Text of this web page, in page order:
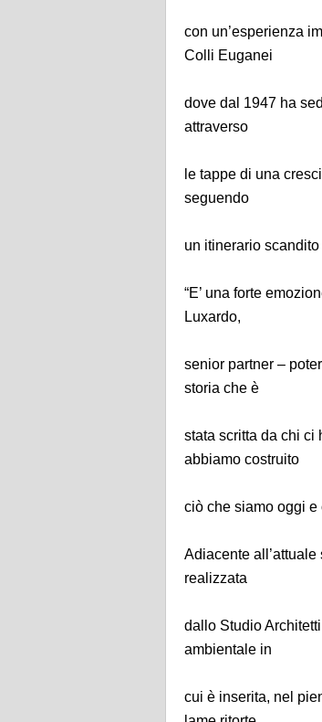
con un’esperienza
Colli Euganei
dove dal 1947 ha
attraverso
le tappe di una
seguendo
un itinerario
“E’ una forte
Luxardo,
senior partner –
storia che è
stata scritta da chi ci
abbiamo costruito
ciò che siamo oggi e
Adiacente
realizzata
dallo Studio
ambientale in
cui è inserita, nel